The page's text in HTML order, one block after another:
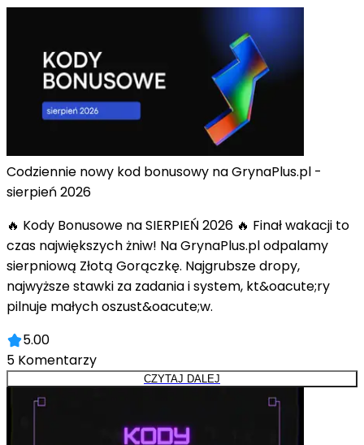
Codziennie nowy kod bonusowy na GrynaPlus.pl -
sierpień 2026
🔥 Kody Bonusowe na SIERPIEŃ 2026 🔥 Finał wakacji to
czas największych żniw! Na GrynaPlus.pl odpalamy
sierpniową Złotą Gorączkę. Najgrubsze dropy,
najwyższe stawki za zadania i system, kt&oacute;ry
pilnuje małych oszust&oacute;w.
5.00
5 Komentarzy
CZYTAJ DALEJ